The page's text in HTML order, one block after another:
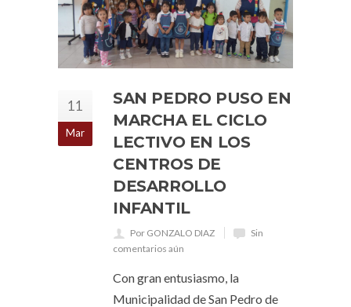
11
Mar
SAN PEDRO PUSO EN
MARCHA EL CICLO
LECTIVO EN LOS
CENTROS DE
DESARROLLO
INFANTIL
Por GONZALO DIAZ
Sin
comentarios aún
Con gran entusiasmo, la
Municipalidad de San Pedro de